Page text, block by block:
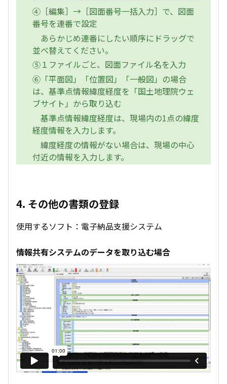
④［編集］→［図面番号一括入力］で、図面
番号を連番で設定
あらかじめ連番にしたい順序にドラッグで
並べ替えてください。
⑤１ファイルごと、図面ファイル名を入力
⑥「平面図」「位置図」「一般図」の場合
は、基準点情報緯度経度を「国土地理院ウェ
ブサイト」から取り込む
基準点情報緯度経度は、現場内の1点の緯度
経度情報を入力します。
緯度経度の情報がない場合は、現場の中心
付近の情報を入力します。
4. その他の書類の登録
使用するソフト：電子納品支援システム
情報共有システムのデータを取り込む場合